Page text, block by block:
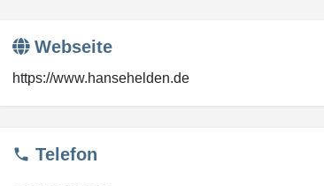
Webseite
https://www.hansehelden.de
Telefon